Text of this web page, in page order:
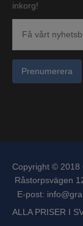
inkorg!
Prenumerera
Copyright ©
Råstorpsvägen
E-post:
ALLA PRISER I